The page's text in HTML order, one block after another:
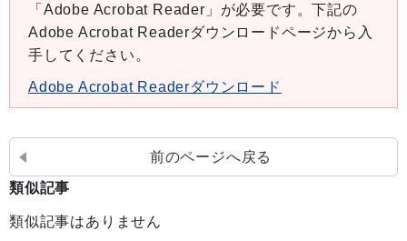
「Adobe Acrobat Reader」が必要です。下記の
Adobe Acrobat Readerダウンロードページから入
手してください。
Adobe Acrobat Readerダウンロード
前のページへ戻る
類似記事
類似記事はありません